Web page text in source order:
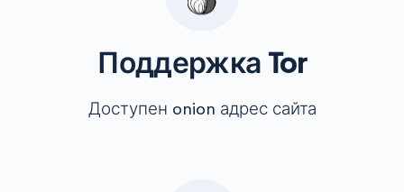
Поддержка Tor
Доступен onion адрес сайта